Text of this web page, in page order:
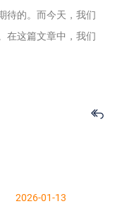
待的。而今天，我们
在这篇文章中，我们
2026-01-13